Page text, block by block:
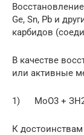
Ge, Sn, Рb и
карбидов
В качестве
или активные
1) МоO3 + ЗН2
К достоинствам